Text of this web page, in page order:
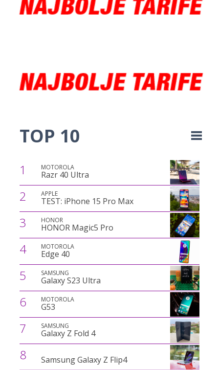
TOP 10
1 MOTOROLA
Razr 40 Ultra
2 APPLE
TEST: iPhone 15 Pro Max
3 HONOR
HONOR Magic5 Pro
4 MOTOROLA
Edge 40
5 SAMSUNG
Galaxy S23 Ultra
6 MOTOROLA
G53
7 SAMSUNG
Galaxy Z Fold 4
8 Samsung Galaxy Z Flip4